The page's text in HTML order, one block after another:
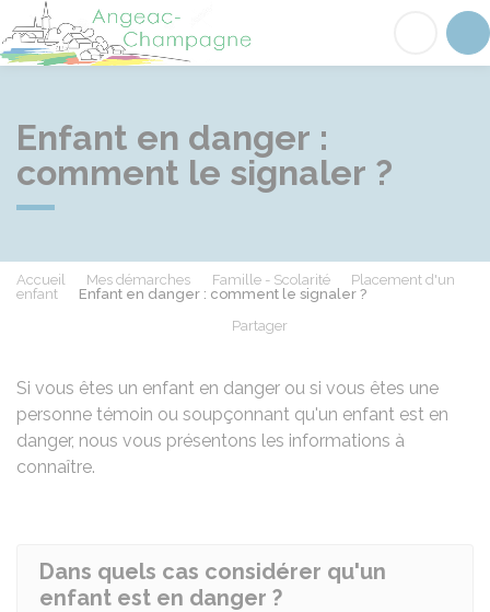
Angeac-Champagne
Enfant en danger :
comment le signaler ?
Accueil Mes démarches Famille - Scolarité
Placement d'un
enfant
Enfant en danger : comment le signaler ?
Partager
Si vous êtes un enfant en danger ou si vous êtes une
personne témoin ou soupçonnant qu'un enfant est en
danger, nous vous présentons les informations à
connaître.
Dans quels cas considérer qu'un
enfant est en danger ?